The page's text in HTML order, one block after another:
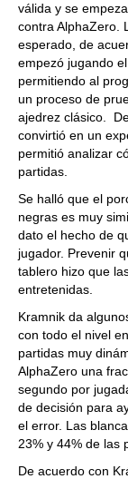
válida y se
contra AlphaZero.
esperado, de
empezó jugando
permitiendo al
un proceso de
ajedrez clásico.
convirtió en un
permitió analizar
partidas.
Se halló que el
negras es muy
dato el hecho de
jugador. Prevenir
tablero hizo que
entretenidas.
Kramnik da
con todo el nivel
partidas muy
AlphaZero una
segundo por
de decisión para
el error. Las
23% y 44% de las
De acuerdo con